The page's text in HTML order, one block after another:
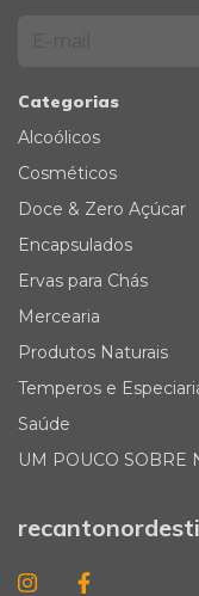
Categorias
Alcoólicos
Cosméticos
Doce & Zero Açúcar
Encapsulados
Ervas para Chás
Mercearia
Produtos Naturais
Temperos e
Saúde
UM POUCO SOBRE